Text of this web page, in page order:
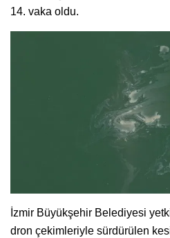
14. vaka oldu.
İzmir Büyükşehir Belediyesi
dron çekimleriyle sürdürülen